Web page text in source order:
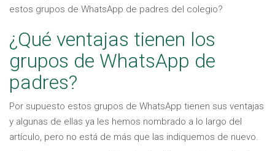
estos grupos de WhatsApp de padres del colegio?
¿Qué ventajas tienen los
grupos de WhatsApp de
padres?
Por supuesto estos grupos de WhatsApp tienen sus ventajas
y algunas de ellas ya les hemos nombrado a lo largo del
artículo, pero no está de más que las indiquemos de nuevo.